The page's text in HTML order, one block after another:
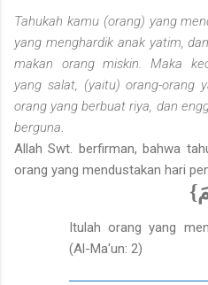
Tahukah kamu (orang) yang
yang menghardik anak yatim,
makan orang miskin. Maka
yang salat, (yaitu) orang-orang
orang yang berbuat riya, dan
berguna
Allah Swt. berfirman, bahwa
orang yang mendustakan hari
Itulah orang yang
(Al-Ma'un: 2)